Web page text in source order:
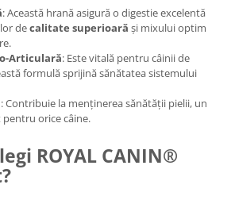
: Această hrană asigură o digestie excelentă
decalitate superioară și mixului optim
Articulară: Este vitală pentru câinii de
formulă sprijină sănătatea sistemului
: Contribuie la menținerea sănătății pielii, un
orice câine.
ROYAL CANIN®